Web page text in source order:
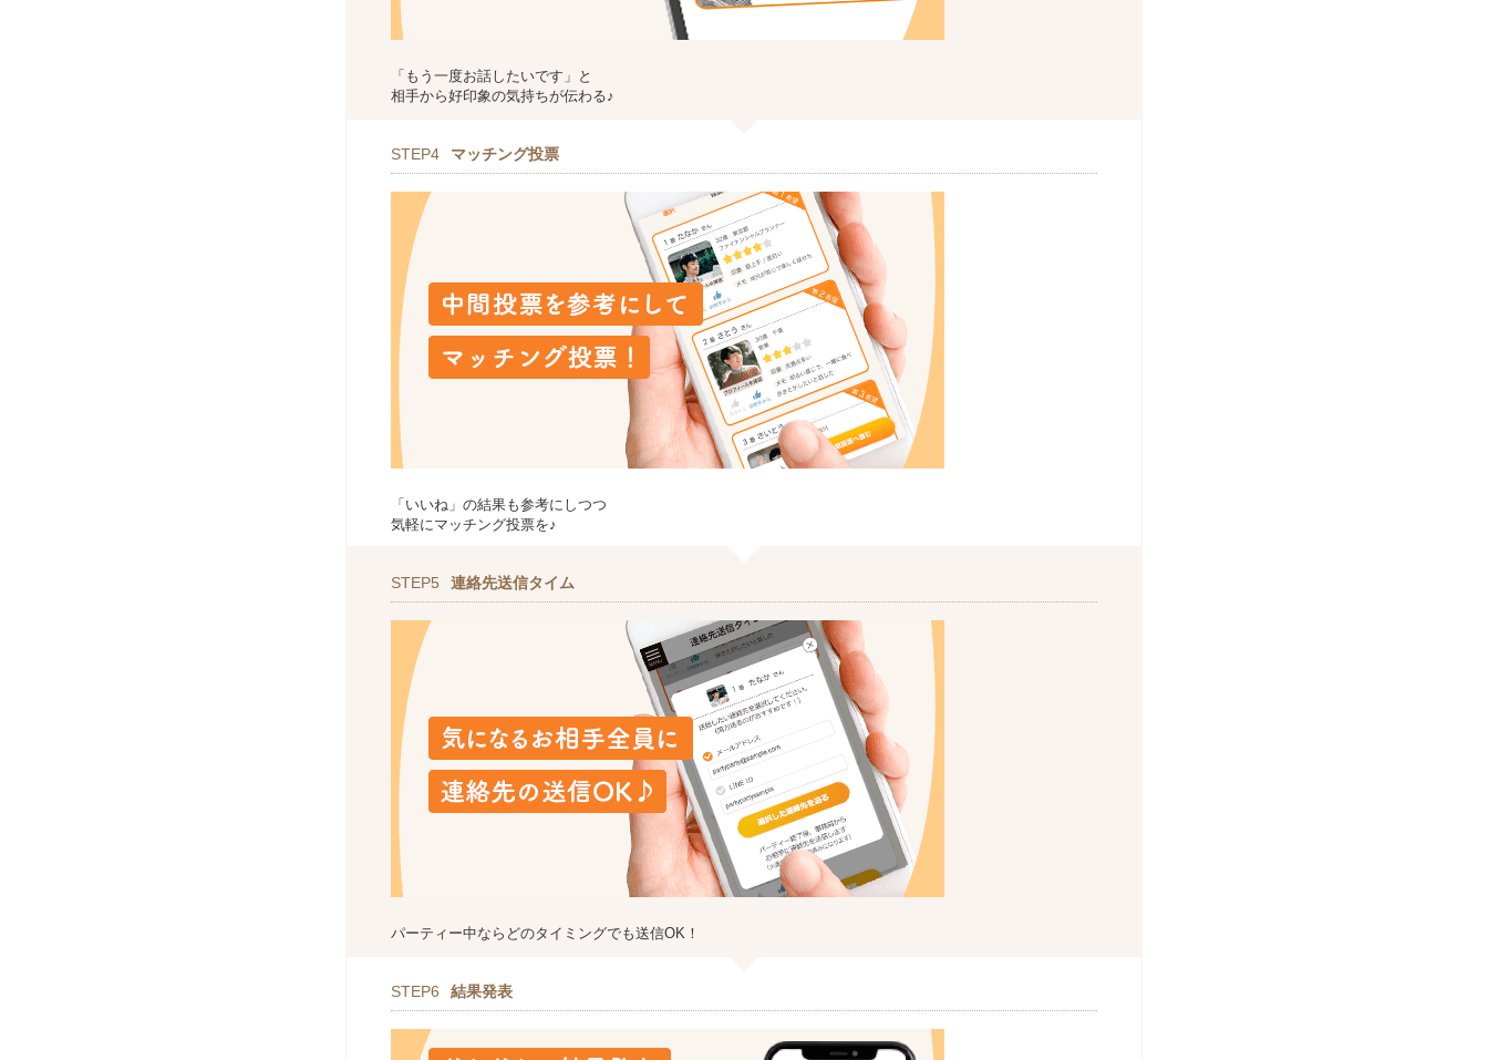
「もう一度お話したいです」と
相手から好印象の気持ちが伝わる♪
STEP4 マッチング投票
「いいね」の結果も参考にしつつ
気軽にマッチング投票を♪
STEP5 連絡先送信タイム
パーティー中ならどのタイミングでも送信OK！
STEP6 結果発表